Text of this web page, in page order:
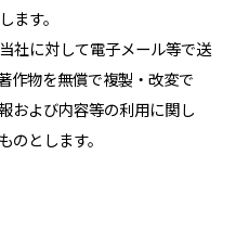
ます。
社に対して電子メール等で送
作物を無償で複製・改変で
および内容等の利用に関し
とします。